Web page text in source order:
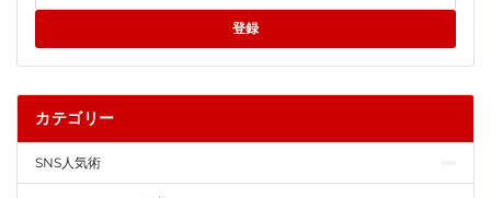
登録
カテゴリー
SNS人気術